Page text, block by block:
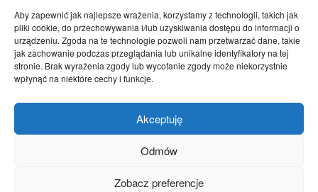
Aby zapewnić jak najlepsze wrażenia, korzystamy z technologii, takich jak
pliki cookie, do przechowywania i/lub uzyskiwania dostępu do informacji o
urządzeniu. Zgoda na te technologie pozwoli nam przetwarzać dane, takie
jak zachowanie podczas przeglądania lub unikalne identyfikatory na tej
stronie. Brak wyrażenia zgody lub wycofanie zgody może niekorzystnie
wpłynąć na niektóre cechy i funkcje.
Akceptuję
Odmów
Zobacz preferencje
Temat dnia
4601
Publicystyka
4363
Polityka
3639
Polska
Społeczeństwo
2823